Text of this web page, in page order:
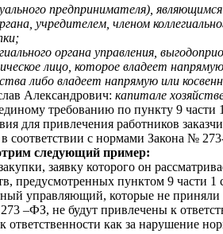
предпринимателя),
учредителем, членом
органа управления,
лицо, которое владеет напрямую
либо владеет напрямую или
Александрович: капитале
требованию по пункту 9
для привлечения работников
с нормами Закона №
следующий пример:
заявку которого он
предусмотренных пунктом 9 части
управляющий, которые не
–ФЗ, не будут привлечены к
как за нарушение